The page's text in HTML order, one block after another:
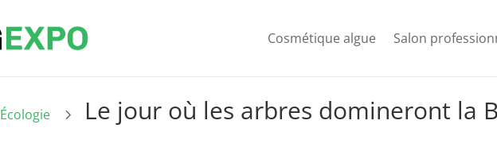
Cosmétique algue Salon
Écologie 5 Le jour où les arbres domineront la